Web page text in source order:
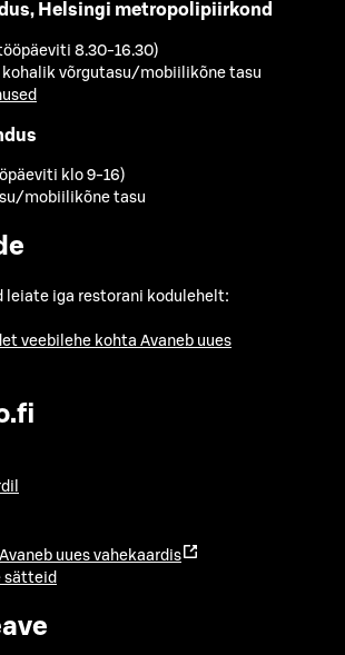
Helsingi metropolipiirkond
8.30-16.30)
kohalik võrgutasu/mobiilikõne tasu
klo 9-16)
mobiilikõne tasu
leiate iga restorani kodulehelt:
veebilehe kohta Avaneb uues
Avaneb uues vahekaardis
sätteid